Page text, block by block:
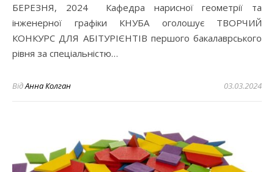
БЕРЕЗНЯ, 2024 Кафедра нарисної геометрії та
інженерної графіки КНУБА оголошує ТВОРЧИЙ
КОНКУРС ДЛЯ АБІТУРІЄНТІВ першого бакалаврського
рівня за спеціальністю…
ВідАнна Колган 03.03.2024